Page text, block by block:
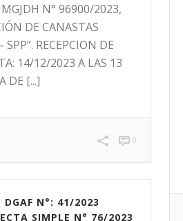
N° 96900/2023,
DE CANASTAS
RECEPCION DE
14/12/2023 A LAS 13
DE [...]
0
DGAF N°: 41/2023
SIMPLE N° 76/2023